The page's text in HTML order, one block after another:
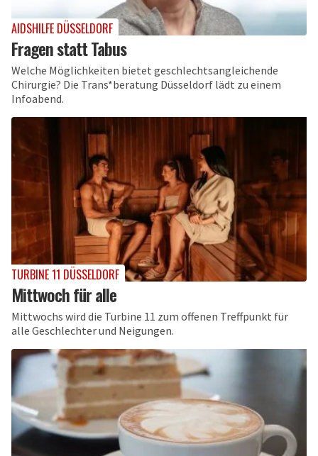
AIDSHILFE DÜSSELDORF
Fragen statt Tabus
Welche Möglichkeiten bietet geschlechtsangleichende
Chirurgie? Die Trans*beratung Düsseldorf lädt zu einem
Infoabend.
TURBINE 11 DÜSSELDORF
Mittwoch für alle
Mittwochs wird die Turbine 11 zum offenen Treffpunkt für
alle Geschlechter und Neigungen.